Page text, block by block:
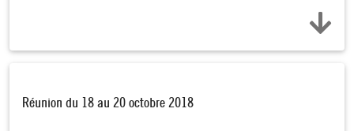
Réunion du 18 au 20 octobre 2018